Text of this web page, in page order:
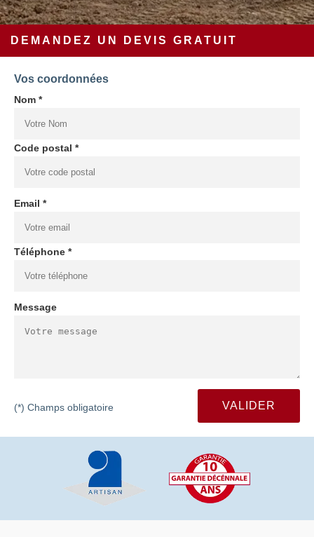
DEMANDEZ UN DEVIS GRATUIT
Vos coordonnées
Nom *
Code postal *
Email *
Téléphone *
Message
(*) Champs obligatoire